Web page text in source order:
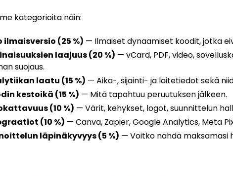
kategorioita näin:
ilmaisversio (25 %) — Ilmaiset dynaamiset koodit, jotka
laajuus (20 %) — vCard, PDF, video,
suojaus.
laatu (15 %) — Aika-, sijainti- ja laitetiedot sekä
kestoikä (15 %) — Mitä tapahtuu peruutuksen jälkeen.
(10 %) — Värit, kehykset, logot, suunnittelun
(10 %) — Canva, Zapier, Google Analytics, Meta
läpinäkyvyys (5 %) — Voitko nähdä maksamasi